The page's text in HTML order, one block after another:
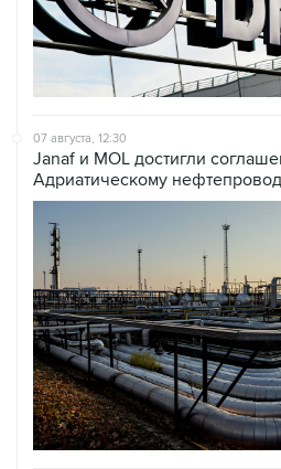
07 августа, 12:30
Адриатическому нефтепроводу
07 августа, 12:02